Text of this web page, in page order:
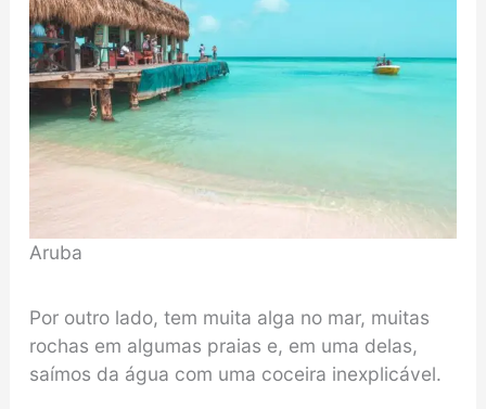
Aruba
Por outro lado, tem muita alga no mar, muitas
rochas em algumas praias e, em uma delas,
saímos da água com uma coceira inexplicável.